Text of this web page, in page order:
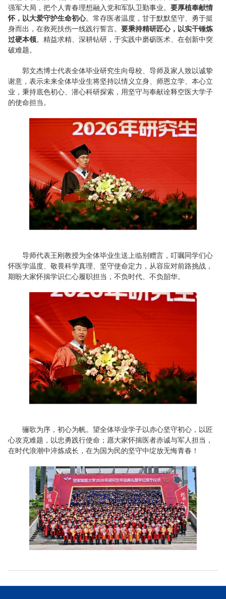
强军大局，把个人青春理想融入党和军队卫勤事业。 要厚植奉献情
怀，以大爱守护生命初心。常存医者温度，甘于默默坚守、勇于挺
身而出，在救死扶伤一线践行誓言。 要秉持精研匠心，以实干锤炼
过硬本领。精益求精、深耕钻研，于实践中磨砺医术、在创新中突
破难题。
郭文杰博士代表全体毕业研究生向母校、导师及家人致以诚挚
谢意，表示未来全体毕业生将坚持以情义立身、师恩立学、本心立
业，秉持底色初心、潜心科研探索，用坚守与奉献诠释空医大学子
的使命担当。
导师代表王刚教授为全体毕业生送上临别赠言，叮嘱同学们心
怀医学温度、敬畏科学真理、坚守使命定力，从容应对前路挑战，
期盼大家怀揣学识仁心履职担当，不负时代、不负韶华。
骊歌为序，初心为帆。望全体毕业学子以赤心坚守初心，以匠
心攻克难题，以忠勇践行使命；愿大家怀揣医者赤诚与军人担当，
在时代浪潮中淬炼成长，在为国为民的坚守中绽放无悔青春！